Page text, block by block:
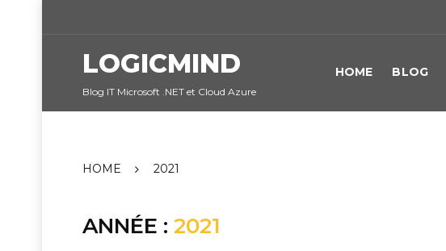
LOGICMIND
Blog IT Microsoft .NET et Cloud Azure
HOME BLOG
HOME 2021
ANNÉE : 2021